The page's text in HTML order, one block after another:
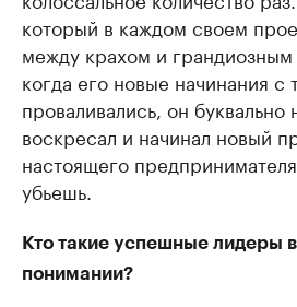
который в каждом своем
между крахом и
когда его новые начинания с
проваливались, он
воскресал и начинал новый
настоящего
убьешь.
Кто такие успешные лидеры
понимании?